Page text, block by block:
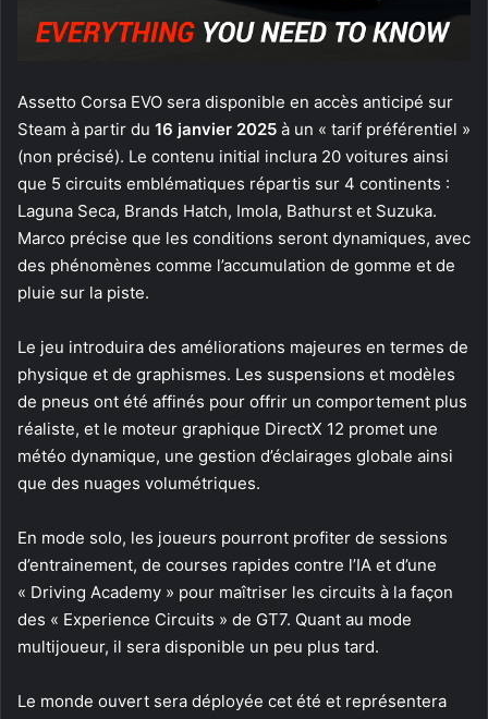
Assetto Corsa EVO sera disponible en accès anticipé sur
Steam à partir du 16 janvier 2025 à un « tarif préférentiel »
(non précisé). Le contenu initial inclura 20 voitures ainsi
que 5 circuits emblématiques répartis sur 4 continents :
Laguna Seca, Brands Hatch, Imola, Bathurst et Suzuka.
Marco précise que les conditions seront dynamiques, avec
des phénomènes comme l’accumulation de gomme et de
pluie sur la piste.
Le jeu introduira des améliorations majeures en termes de
physique et de graphismes. Les suspensions et modèles
de pneus ont été affinés pour offrir un comportement plus
réaliste, et le moteur graphique DirectX 12 promet une
météo dynamique, une gestion d’éclairages globale ainsi
que des nuages volumétriques.
En mode solo, les joueurs pourront profiter de sessions
d’entrainement, de courses rapides contre l’IA et d’une
« Driving Academy » pour maîtriser les circuits à la façon
des « Experience Circuits » de GT7. Quant au mode
multijoueur, il sera disponible un peu plus tard.
Le monde ouvert sera déployée cet été et représentera